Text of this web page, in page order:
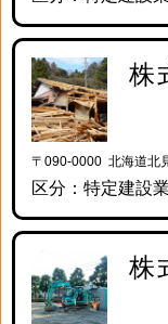
株
〒090-0000 北海道北
区分：特定建設
株